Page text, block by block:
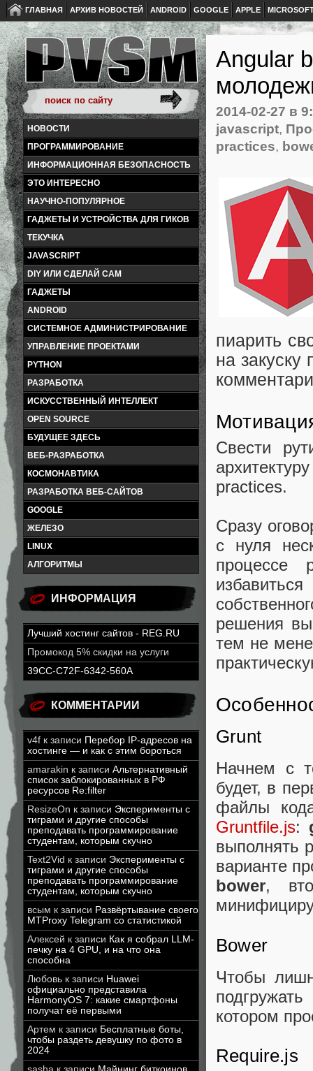
ГЛАВНАЯ АРХИВ НОВОСТЕЙ ANDROID GOOGLE APPLE
НОВОСТИ
ПРОГРАММИРОВАНИЕ
ИНФОРМАЦИОННАЯ БЕЗОПАСНОСТЬ
ЭТО ИНТЕРЕСНО
НАУЧНО-ПОПУЛЯРНОЕ
ГАДЖЕТЫ И УСТРОЙСТВА ДЛЯ ГИКОВ
ТЕКУЧКА
JAVASCRIPT
DIY ИЛИ СДЕЛАЙ САМ
ГАДЖЕТЫ
ANDROID
СИСТЕМНОЕ АДМИНИСТРИРОВАНИЕ
УПРАВЛЕНИЕ ПРОЕКТАМИ
PYTHON
РАЗРАБОТКА
ИСКУССТВЕННЫЙ ИНТЕЛЛЕКТ
OPEN SOURCE
БУДУЩЕЕ ЗДЕСЬ
ВЕБ-РАЗРАБОТКА
КОСМОНАВТИКА
РАЗРАБОТКА ВЕБ-САЙТОВ
GOOGLE
ЖЕЛЕЗО
LINUX
АЛГОРИТМЫ
ИНФОРМАЦИЯ
Лучший хостинг сайтов - REG.RU
Промокод 5% скидки на услуги
39CC-C72F-6342-560A
КОММЕНТАРИИ
v4f к записи Перебор IP-адресов на
хостинге — и как с этим бороться
amarakin к записи Альтернативный
список заблокированных в РФ
ресурсов Re:filter
ResizeOn к записи Эксперименты с
тиграми и другие способы
преподавать программирование
студентам, которым скучно
Text2Vid к записи Эксперименты с
тиграми и другие способы
преподавать программирование
студентам, которым скучно
всым к записи Развёртывание своего
MTProxy Telegram со статистикой
Алексей к записи Как я собрал LLM-
печку на 4 GPU, и на что она
способна
Любовь к записи Huawei
официально представила
HarmonyOS 7: какие смартфоны
получат её первыми
Артем к записи Бесплатные боты,
чтобы раздеть девушку по фото в
2024
Angular
2014-02-27 в
javascript,
practices,
пиарить
на
Свести
practices.
Сразу
с нуля
процессе
решения
тем не
Grunt
Начнем с
будет, в
файлы
Gruntfile.js:
выполнять
варианте
bower,
Bower
Чтобы
котором
Require.js